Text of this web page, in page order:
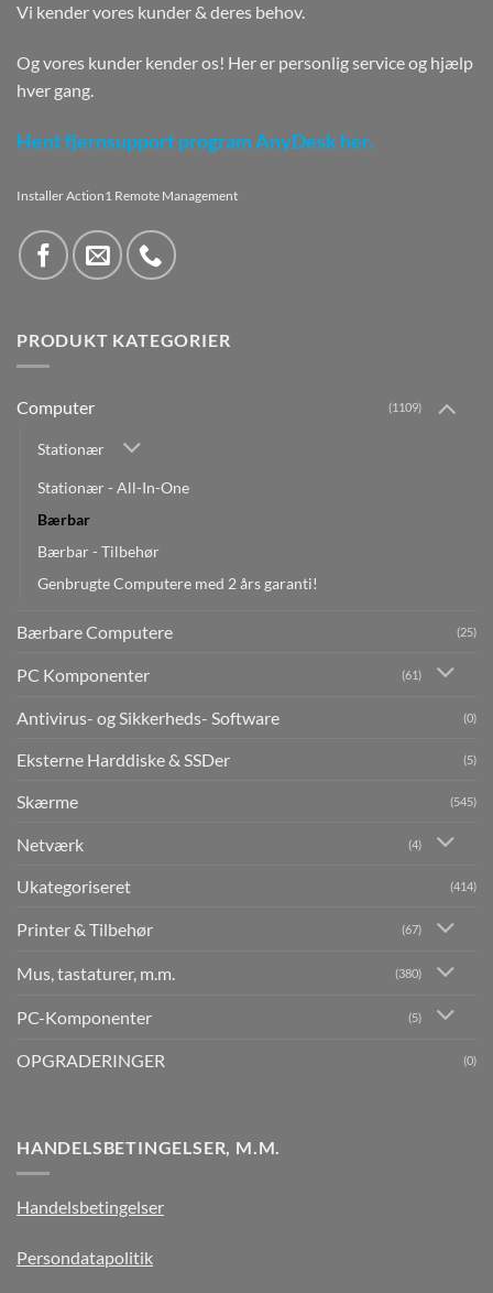
Vi kender vores kunder & deres behov.
Og vores kunder kender os! Her er personlig service og hjælp
hver gang.
Hent fjernsupport program AnyDesk her.
Installer Action1 Remote Management
PRODUKT KATEGORIER
Computer (1109)
Stationær
Stationær - All-In-One
Bærbar
Bærbar - Tilbehør
Genbrugte Computere med 2 års garanti!
Bærbare Computere (25)
PC Komponenter (61)
Antivirus- og Sikkerheds- Software (0)
Eksterne Harddiske & SSDer (5)
Skærme (545)
Netværk (4)
Ukategoriseret (414)
Printer & Tilbehør (67)
Mus, tastaturer, m.m. (380)
PC-Komponenter (5)
OPGRADERINGER (0)
HANDELSBETINGELSER, M.M.
Handelsbetingelser
Persondatapolitik